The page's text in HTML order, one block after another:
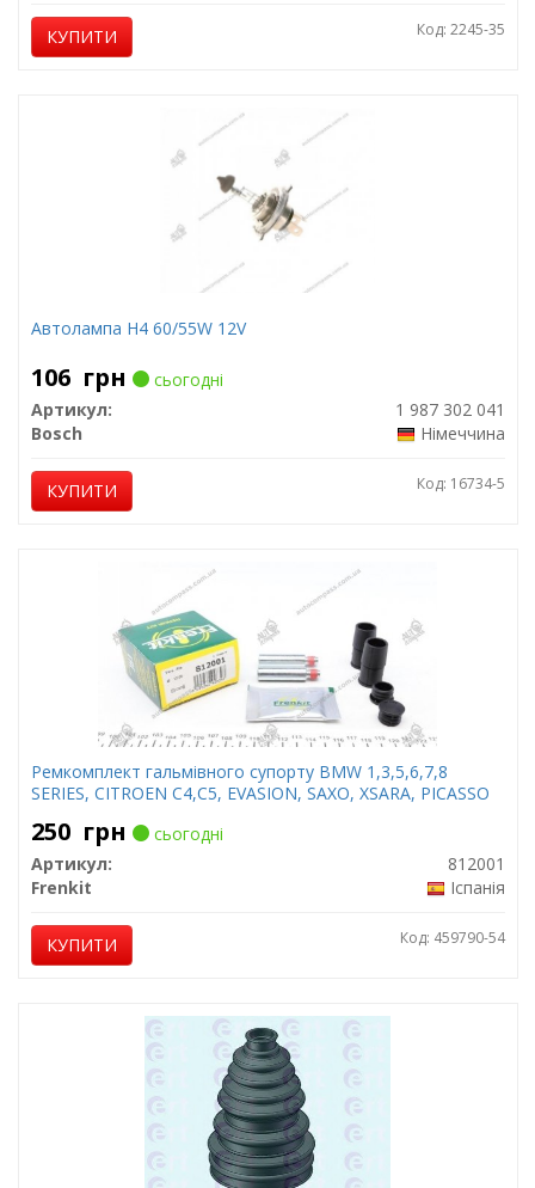
КУПИТИ Код: 2245-35
Автолампа H4 60/55W 12V
106 грн
сьогодні
Артикул:
1 987 302 041
Bosch
Німеччина
КУПИТИ Код: 16734-5
Ремкомплект гальмівного супорту BMW 1,3,5,6,7,8
SERIES, CITROEN C4,C5, EVASION, SAXO, XSARA, PICASSO
250 грн
сьогодні
Артикул:
812001
Frenkit
Іспанія
КУПИТИ Код: 459790-54